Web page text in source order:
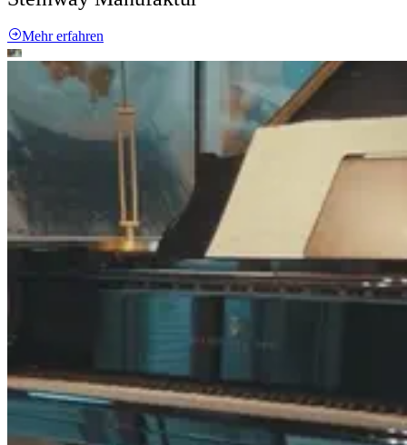
Mehr erfahren